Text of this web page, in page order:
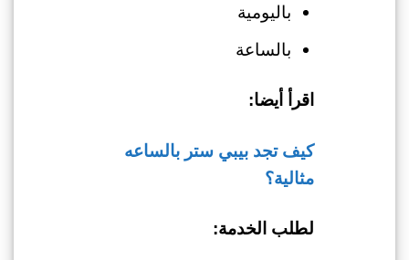
باليومية
بالساعة
اقرأ أيضا:
كيف تجد بيبي ستر بالساعه
مثالية؟
لطلب الخدمة: